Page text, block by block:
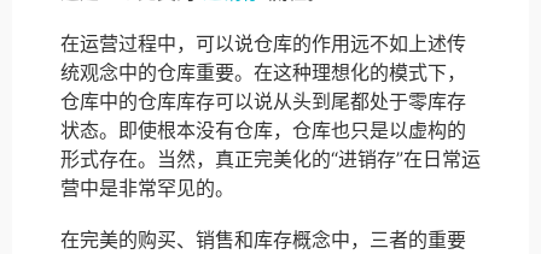
在运营过程中，可以说仓库的作用远不如上述传
统观念中的仓库重要。在这种理想化的模式下，
仓库中的仓库库存可以说从头到尾都处于零库存
状态。即使根本没有仓库，仓库也只是以虚构的
形式存在。当然，真正完美化的“进销存”在日常运
营中是非常罕见的。
在完美的购买、销售和库存概念中，三者的重要